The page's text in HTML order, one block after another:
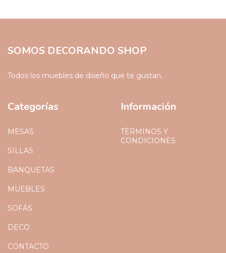
SOMOS DECORANDO SHOP
Todos los muebles de diseño que te gustan.
Categorías
MESAS
SILLAS
BANQUETAS
MUEBLES
SOFÁS
DECO
CONTACTO
Información
TÉRMINOS Y
CONDICIONES